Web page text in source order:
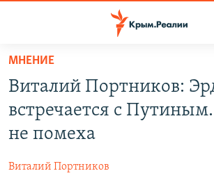
Вернуться
основному
содержанию
Вернутся
главной
11 ЛЕТ ОККУПАЦИИ КРЫМА. 11 ИСТОРИЙ
ВОДА
ЕЩЕ
МНЕНИЕ
Виталий Портников:
встречается с
не помеха
Виталий Портников